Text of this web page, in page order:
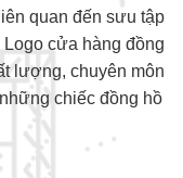
quan đến sưu tập
cửa hàng đồng
lượng, chuyên môn
chiếc đồng hồ